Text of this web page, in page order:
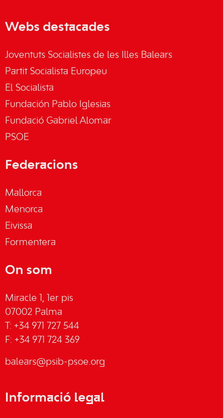
Webs destacades
Joventuts Socialistes de les Illes Balears
Partit Socialista Europeu
El Socialista
Fundación Pablo Iglesias
Fundació Gabriel Alomar
PSOE
Federacions
Mallorca
Menorca
Eivissa
Formentera
On som
Miracle 1, 1er pis
07002 Palma
T: +34 971 727 544
F: +34 971 724 369
balears@psib-psoe.org
Informació legal